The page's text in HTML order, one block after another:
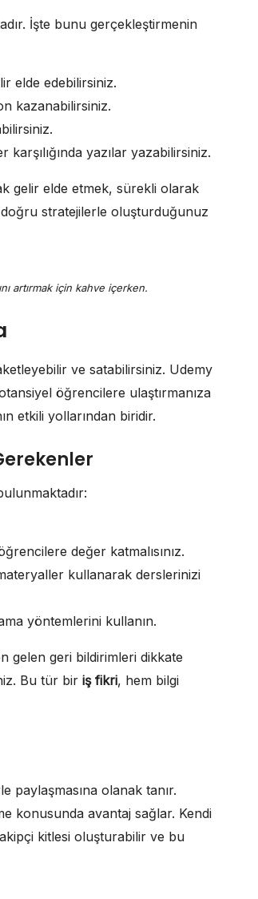
İşte bunu gerçekleştirmenin
elde edebilirsiniz.
kazanabilirsiniz.
yazılar yazabilirsiniz.
gelir elde etmek, sürekli olarak
stratejilerle oluşturduğunuz
artırmak için kahve içerken.
ve satabilirsiniz. Udemy
öğrencilere ulaştırmanıza
etkili yollarından biridir.
değer katmalısınız.
kullanarak derslerinizi
yöntemlerini kullanın.
gelen geri bildirimleri dikkate
Bu tür bir iş fikri, hem bilgi
paylaşmasına olanak tanır.
konusunda avantaj sağlar. Kendi
kitlesi oluşturabilir ve bu